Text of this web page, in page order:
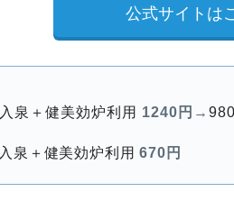
公式サイトは
入泉＋健美効炉利用 1240円→
入泉＋健美効炉利用670円